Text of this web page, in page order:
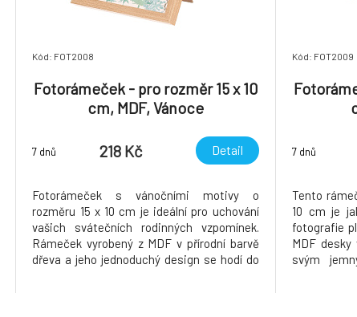
Kód: FOT2008
Fotorámeček - pro rozměr 15 x 10
cm, MDF, Vánoce
7 dnů 218 Kč Detail
Fotorámeček s vánočními motivy o
rozměru 15 x 10 cm je ideální pro uchování
vašich svátečních rodinných vzpomínek.
Rámeček vyrobený z MDF v přírodní barvě
dřeva a jeho jednoduchý design se hodí do
Kód: FOT2009
7 dnů
Tento
10 cm je
fotografie
MDF
svým